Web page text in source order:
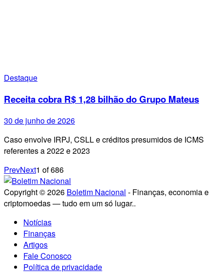
Destaque
Receita cobra R$ 1,28 bilhão do Grupo Mateus
30 de junho de 2026
Caso envolve IRPJ, CSLL e créditos presumidos de ICMS
referentes a 2022 e 2023
PrevNext1 of686
Copyright © 2026 Boletim Nacional - Finanças, economia e
criptomoedas — tudo em um só lugar..
Notícias
Finanças
Artigos
Fale Conosco
Política de privacidade